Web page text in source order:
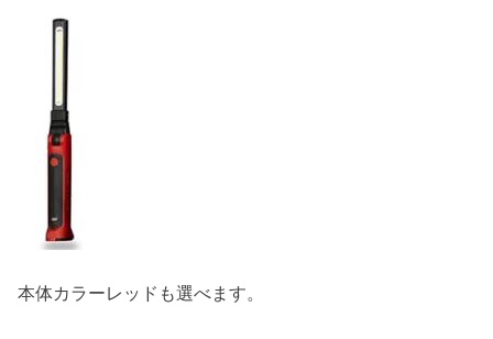
本体カラーレッドも選べます。